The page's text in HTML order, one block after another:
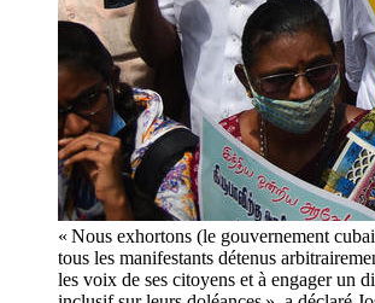
« Nous exhortons (le gouvernement
tous les manifestants détenus
les voix de ses citoyens et à engager un